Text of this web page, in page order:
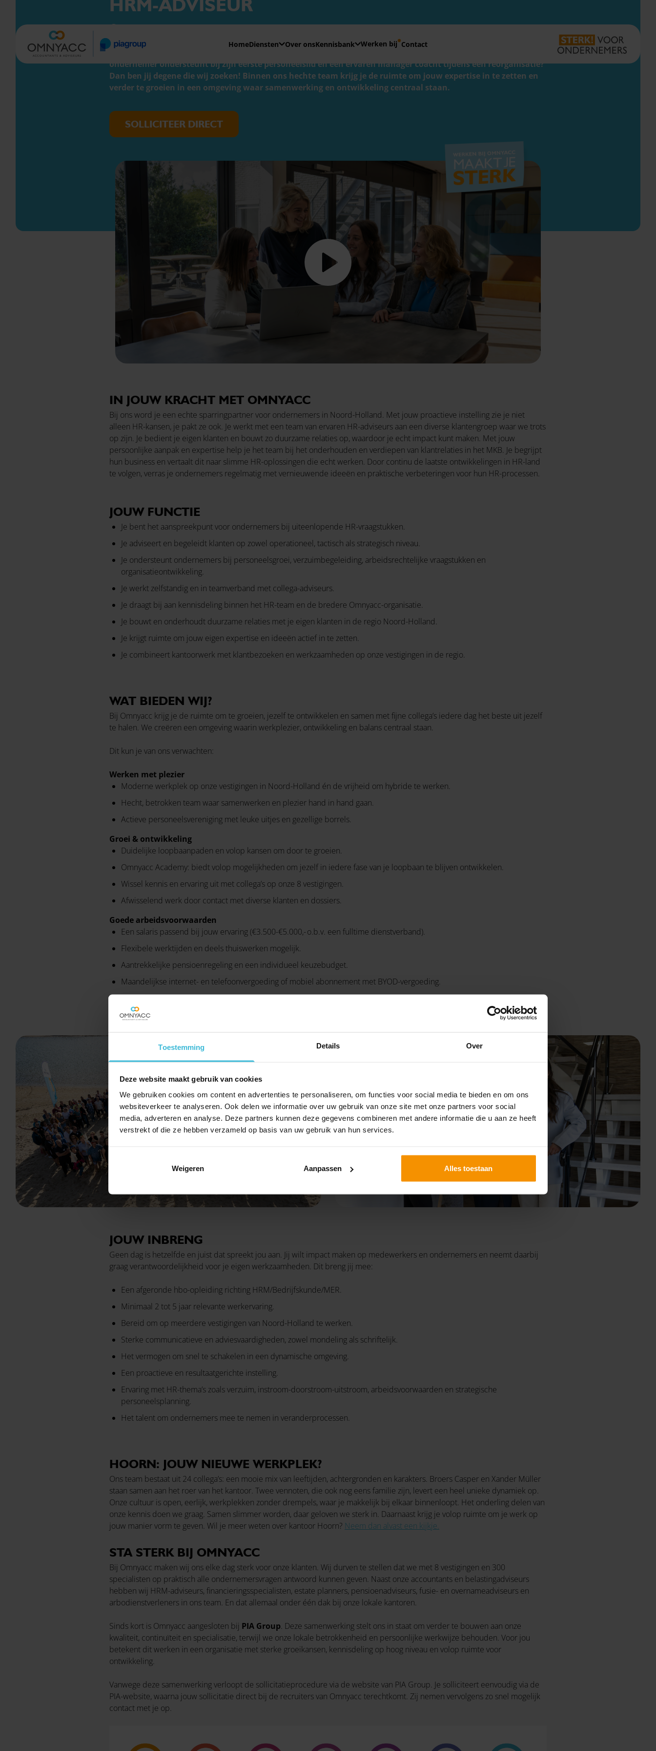
Toestemming Details Over
Deze website maakt gebruik van cookies
We gebruiken cookies om content en advertenties te personaliseren, om functies voor social media te bieden en om ons
websiteverkeer te analyseren. Ook delen we informatie over uw gebruik van onze site met onze partners voor social
media, adverteren en analyse. Deze partners kunnen deze gegevens combineren met andere informatie die u aan ze heeft
verstrekt of die ze hebben verzameld op basis van uw gebruik van hun services.
Weigeren Aanpassen Alles toestaan
ECHT ALLES ONDER ÉÉN DAK SINDS 1930 7.000 KLANTEN GINGEN JE VOOR
HomeDiensten Over onsKennisbank Werken bij Contact
HRM-adviseur
ondernemer ondersteunt bij zijn eerste personeelslid en een ervaren manager coacht tijdens een reorganisatie?
Dan ben jij degene die wij zoeken! Binnen ons hechte team krijg je de ruimte om jouw expertise in te zetten en
verder te groeien in een omgeving waar samenwerking en ontwikkeling centraal staan.
SOLLICITEER DIRECT
IN JOUW KRACHT MET OMNYACC
Bij ons word je een echte sparringpartner voor ondernemers in Noord-Holland. Met jouw proactieve instelling zie je niet
alleen HR-kansen, je pakt ze ook. Je werkt met een team van ervaren HR-adviseurs aan een diverse klantengroep waar we trots
op zijn. Je bedient je eigen klanten en bouwt zo duurzame relaties op, waardoor je echt impact kunt maken. Met jouw
persoonlijke aanpak en expertise help je het team bij het onderhouden en verdiepen van klantrelaties in het MKB. Je begrijpt
hun business en vertaalt dit naar slimme HR-oplossingen die echt werken. Door continu de laatste ontwikkelingen in HR-land
te volgen, verras je ondernemers regelmatig met vernieuwende ideeën en praktische verbeteringen voor hun HR-processen.
JOUW FUNCTIE
Je bent het aanspreekpunt voor ondernemers bij uiteenlopende HR-vraagstukken.
Je adviseert en begeleidt klanten op zowel operationeel, tactisch als strategisch niveau.
Je ondersteunt ondernemers bij personeelsgroei, verzuimbegeleiding, arbeidsrechtelijke vraagstukken en
organisatieontwikkeling.
Je werkt zelfstandig en in teamverband met collega-adviseurs.
Je draagt bij aan kennisdeling binnen het HR-team en de bredere Omnyacc-organisatie.
Je bouwt en onderhoudt duurzame relaties met je eigen klanten in de regio Noord-Holland.
Je krijgt ruimte om jouw eigen expertise en ideeën actief in te zetten.
Je combineert kantoorwerk met klantbezoeken en werkzaamheden op onze vestigingen in de regio.
WAT BIEDEN WIJ?
Bij Omnyacc krijg je de ruimte om te groeien, jezelf te ontwikkelen en samen met fijne collega’s iedere dag het beste uit jezelf
te halen. We creëren een omgeving waarin werkplezier, ontwikkeling en balans centraal staan.
Dit kun je van ons verwachten:
Werken met plezier
Moderne werkplek op onze vestigingen in Noord-Holland én de vrijheid om hybride te werken.
Hecht, betrokken team waar samenwerken en plezier hand in hand gaan.
Actieve personeelsvereniging met leuke uitjes en gezellige borrels.
Groei & ontwikkeling
Duidelijke loopbaanpaden en volop kansen om door te groeien.
Omnyacc Academy: biedt volop mogelijkheden om jezelf in iedere fase van je loopbaan te blijven ontwikkelen.
Wissel kennis en ervaring uit met collega’s op onze 8 vestigingen.
Afwisselend werk door contact met diverse klanten en dossiers.
Goede arbeidsvoorwaarden
Een salaris passend bij jouw ervaring (€3.500-€5.000,- o.b.v. een fulltime dienstverband).
Flexibele werktijden en deels thuiswerken mogelijk.
Aantrekkelijke pensioenregeling en een individueel keuzebudget.
Maandelijkse internet- en telefoonvergoeding of mobiel abonnement met BYOD-vergoeding.
Vitaliteit op één: vers fruit, dagelijkse lunchwandeling en aandacht voor jouw werk-privébalans.
JOUW INBRENG
Geen dag is hetzelfde en juist dat spreekt jou aan. Jij wilt impact maken op medewerkers en ondernemers en neemt daarbij
graag verantwoordelijkheid voor je eigen werkzaamheden. Dit breng jij mee:
Een afgeronde hbo-opleiding richting HRM/Bedrijfskunde/MER.
Minimaal 2 tot 5 jaar relevante werkervaring.
Bereid om op meerdere vestigingen van Noord-Holland te werken.
Sterke communicatieve en adviesvaardigheden, zowel mondeling als schriftelijk.
Het vermogen om snel te schakelen in een dynamische omgeving.
Een proactieve en resultaatgerichte instelling.
Ervaring met HR-thema’s zoals verzuim, instroom-doorstroom-uitstroom, arbeidsvoorwaarden en strategische
personeelsplanning.
Het talent om ondernemers mee te nemen in veranderprocessen.
HOORN: JOUW NIEUWE WERKPLEK?
Ons team bestaat uit 24 collega’s: een mooie mix van leeftijden, achtergronden en karakters. Broers Casper en Xander Müller
staan samen aan het roer van het kantoor. Twee vennoten, die ook nog eens familie zijn, levert een heel unieke dynamiek op.
Onze cultuur is open, eerlijk, werkplekken zonder drempels, waar je makkelijk bij elkaar binnenloopt. Het onderling delen van
onze kennis doen we graag. Samen slimmer worden, daar geloven we sterk in. Daarnaast krijg je volop ruimte om je werk op
jouw manier vorm te geven. Wil je meer weten over kantoor Hoorn? Neem dan alvast een kijkje.
STA STERK BIJ OMNYACC
Bij Omnyacc maken wij ons elke dag sterk voor onze klanten. Wij durven te stellen dat we met 8 vestigingen en 300
specialisten op praktisch alle ondernemersvragen antwoord kunnen geven. Naast onze accountants en belastingadviseurs
hebben wij HRM-adviseurs, financieringsspecialisten, estate planners, pensioenadviseurs, fusie- en overnameadviseurs en
arbodienstverleners in ons team. En dat allemaal onder één dak bij onze lokale kantoren.
Sinds kort is Omnyacc aangesloten bij PIA Group. Deze samenwerking stelt ons in staat om verder te bouwen aan onze
kwaliteit, continuïteit en specialisatie, terwijl we onze lokale betrokkenheid en persoonlijke werkwijze behouden. Voor jou
betekent dit werken in een organisatie met sterke groeikansen, kennisdeling op hoog niveau en volop ruimte voor
ontwikkeling.
Vanwege deze samenwerking verloopt de sollicitatieprocedure via de website van PIA Group. Je solliciteert eenvoudig via de
PIA-website, waarna jouw sollicitatie direct bij de recruiters van Omnyacc terechtkomt. Zij nemen vervolgens zo snel mogelijk
contact met je op.